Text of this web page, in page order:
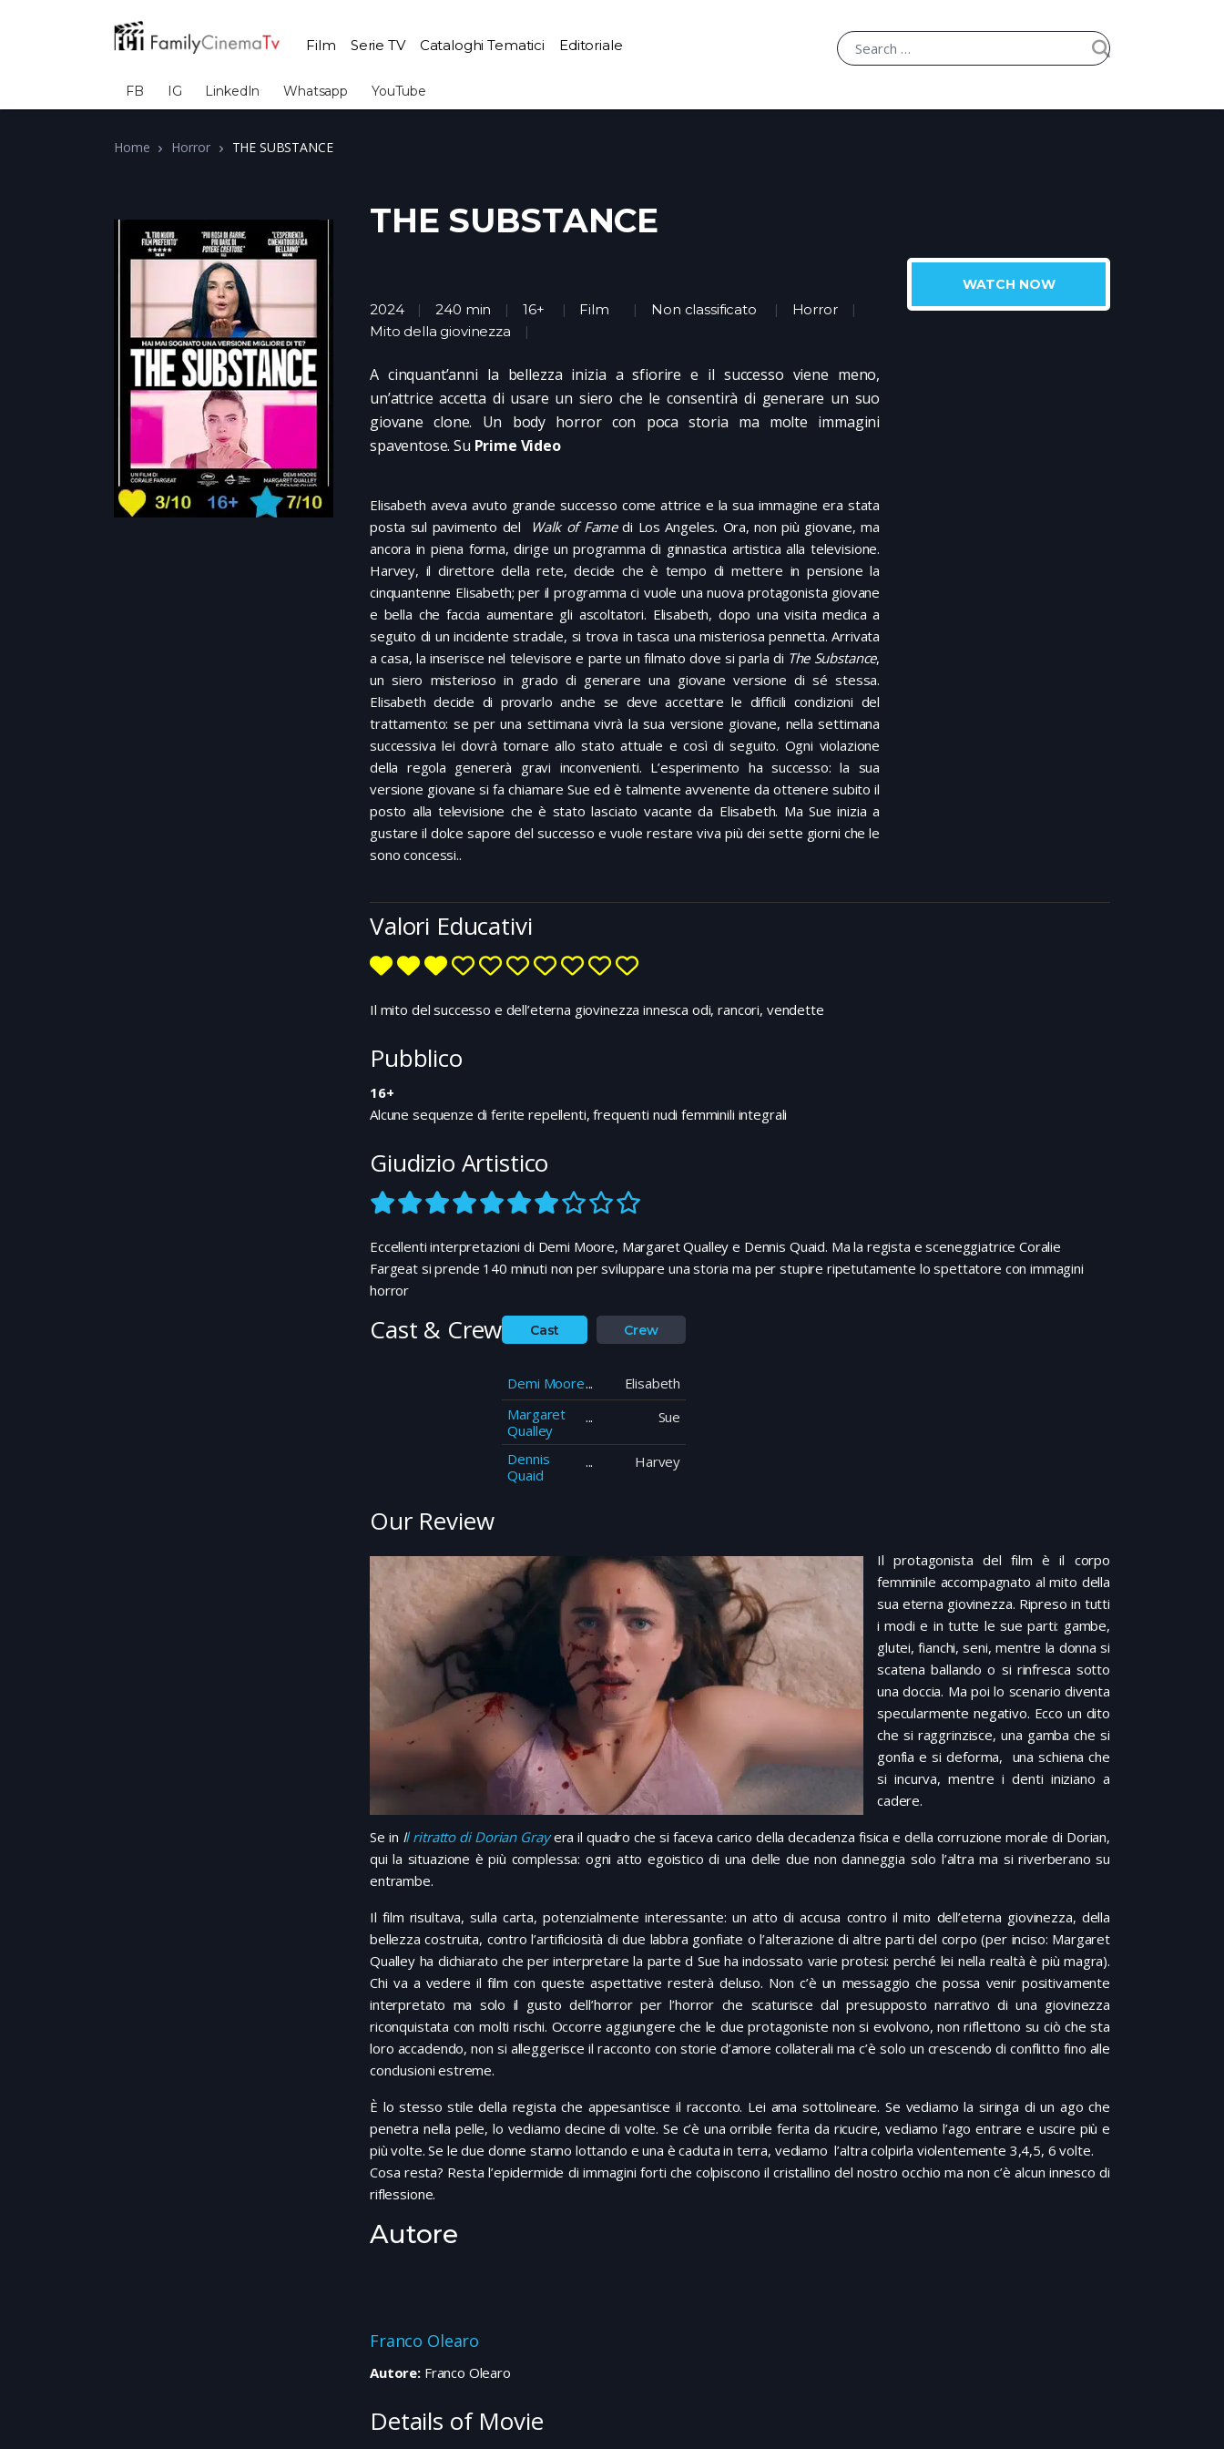
Film Serie TV Cataloghi Tematici Editoriale
FB IG LinkedIn Whatsapp YouTube
Home Horror THE SUBSTANCE
WATCH NOW
THE SUBSTANCE
2024 240 min 16+ Film Non classificato
Horror
Mito della giovinezza
A cinquant’anni la bellezza inizia a sfiorire e il successo viene meno,
un’attrice accetta di usare un siero che le consentirà di generare un suo
giovane clone. Un body horror con poca storia ma molte immagini
spaventose. Su Prime Video
Elisabeth aveva avuto grande successo come attrice e la sua immagine era stata
posta sul pavimento del
Walk of Famedi Los Angeles. Ora, non più giovane, ma
ancora in piena forma, dirige un programma di ginnastica artistica alla televisione.
Harvey, il direttore della rete, decide che è tempo di mettere in pensione la
cinquantenne Elisabeth; per il programma ci vuole una nuova protagonista giovane
e bella che faccia aumentare gli ascoltatori. Elisabeth, dopo una visita medica a
seguito di un incidente stradale, si trova in tasca una misteriosa pennetta. Arrivata
a casa, la inserisce nel televisore e parte un filmato dove si parla di The Substance,
un siero misterioso in grado di generare una giovane versione di sé stessa.
Elisabeth decide di provarlo anche se deve accettare le difficili condizioni del
trattamento: se per una settimana vivrà la sua versione giovane, nella settimana
successiva lei dovrà tornare allo stato attuale e così di seguito. Ogni violazione
della regola genererà gravi inconvenienti. L’esperimento ha successo: la sua
versione giovane si fa chiamare Sue ed è talmente avvenente da ottenere subito il
posto alla televisione che è stato lasciato vacante da Elisabeth. Ma Sue inizia a
gustare il dolce sapore del successo e vuole restare viva più dei sette giorni che le
sono concessi..
Valori Educativi
Il mito del successo e dell’eterna giovinezza innesca odi, rancori, vendette
Pubblico
16+
Alcune sequenze di ferite repellenti, frequenti nudi femminili integrali
Giudizio Artistico
Eccellenti interpretazioni di Demi Moore, Margaret Qualley e Dennis Quaid. Ma la regista e sceneggiatrice Coralie
Fargeat si prende 140 minuti non per sviluppare una storia ma per stupire ripetutamente lo spettatore con immagini
horror
Cast & Crew Cast Crew
Demi Moore
Elisabeth
Margaret
Qualley
Sue
Dennis
Quaid
Harvey
Our Review
Il protagonista del film è il corpo
femminile accompagnato al mito della
sua eterna giovinezza. Ripreso in tutti
i modi e in tutte le sue parti: gambe,
glutei, fianchi, seni, mentre la donna si
scatena ballando o si rinfresca sotto
una doccia. Ma poi lo scenario diventa
specularmente negativo. Ecco un dito
che si raggrinzisce, una gamba che si
gonfia e si deforma, una schiena che
si incurva, mentre i denti iniziano a
cadere.
Se in Il ritratto di Dorian Grayera il quadro che si faceva carico della decadenza fisica e della corruzione morale di Dorian,
qui la situazione è più complessa: ogni atto egoistico di una delle due non danneggia solo l’altra ma si riverberano su
entrambe.
Il film risultava, sulla carta, potenzialmente interessante: un atto di accusa contro il mito dell’eterna giovinezza, della
bellezza costruita, contro l’artificiosità di due labbra gonfiate o l’alterazione di altre parti del corpo (per inciso: Margaret
Qualley ha dichiarato che per interpretare la parte d Sue ha indossato varie protesi: perché lei nella realtà è più magra).
Chi va a vedere il film con queste aspettative resterà deluso. Non c’è un messaggio che possa venir positivamente
interpretato ma solo il gusto dell’horror per l’horror che scaturisce dal presupposto narrativo di una giovinezza
riconquistata con molti rischi. Occorre aggiungere che le due protagoniste non si evolvono, non riflettono su ciò che sta
loro accadendo, non si alleggerisce il racconto con storie d’amore collaterali ma c’è solo un crescendo di conflitto fino alle
conclusioni estreme.
È lo stesso stile della regista che appesantisce il racconto. Lei ama sottolineare. Se vediamo la siringa di un ago che
penetra nella pelle, lo vediamo decine di volte. Se c’è una orribile ferita da ricucire, vediamo l’ago entrare e uscire più e
più volte. Se le due donne stanno lottando e una è caduta in terra, vediamo l’altra colpirla violentemente 3,4,5, 6 volte.
Cosa resta? Resta l’epidermide di immagini forti che colpiscono il cristallino del nostro occhio ma non c’è alcun innesco di
riflessione.
Autore
Franco Olearo
Autore:Franco Olearo
Details of Movie